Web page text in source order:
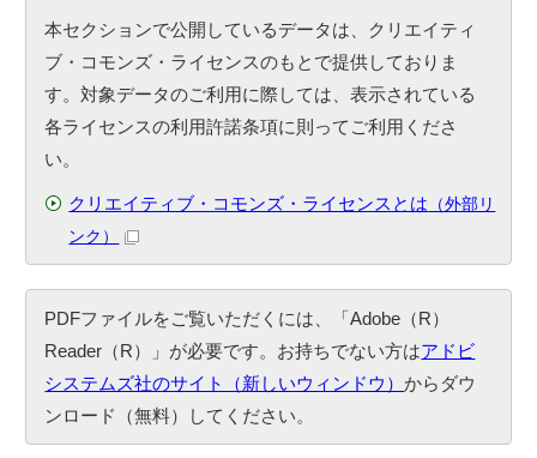
本セクションで公開しているデータは、クリエイティ
ブ・コモンズ・ライセンスのもとで提供しておりま
す。対象データのご利用に際しては、表示されている
各ライセンスの利用許諾条項に則ってご利用くださ
い。
クリエイティブ・コモンズ・ライセンスとは （外部リ
ンク）
PDFファイルをご覧いただくには、「Adobe（R）
Reader（R）」が必要です。お持ちでない方はアドビ
システムズ社のサイト（新しいウィンドウ）からダウ
ンロード（無料）してください。